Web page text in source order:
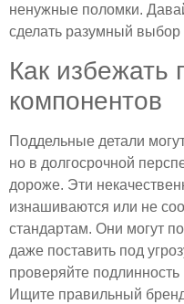
ненужные поломки.
сделать разумный выбор
Как избежать
компонентов
Поддельные детали
но в долгосрочной
дороже. Эти
изнашиваются или не
стандартам. Они могут
даже поставить под
проверяйте
Ищите правильный